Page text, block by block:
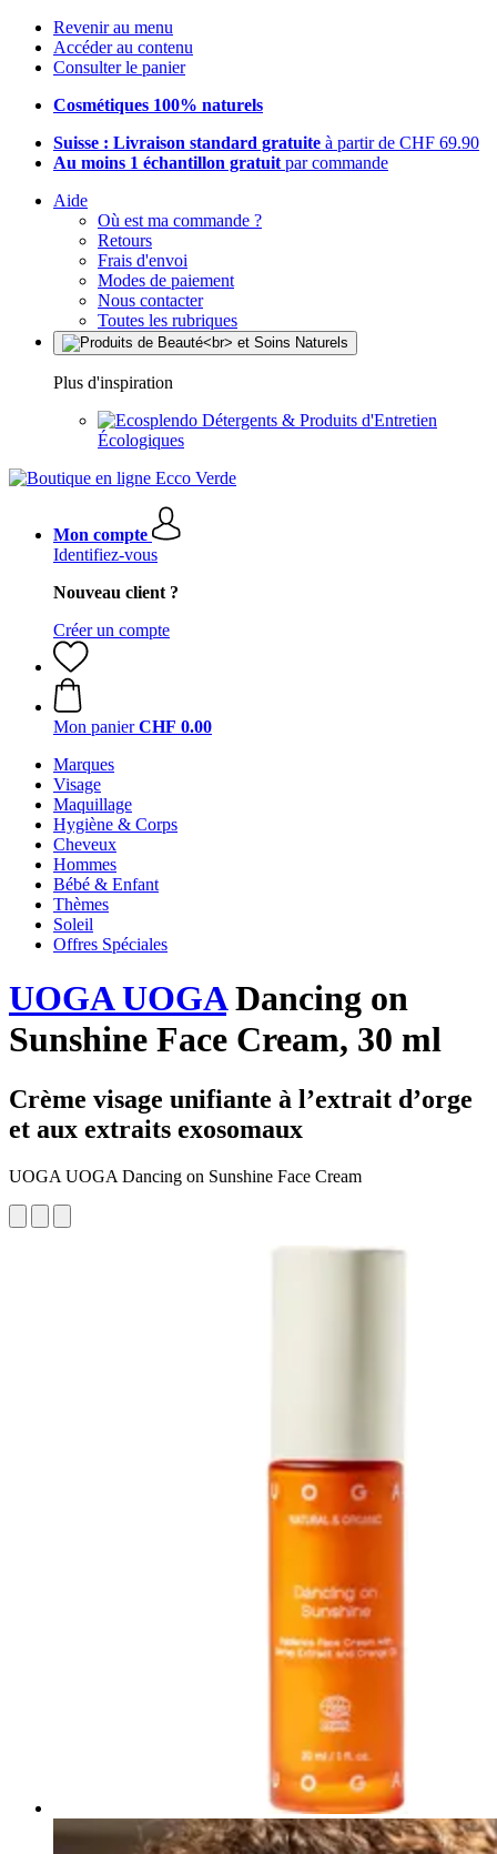
Revenir au menu
Accéder au contenu
Consulter le panier
Cosmétiques 100% naturels
Suisse : Livraison standard gratuite à partir de CHF 69.90
Au moins 1 échantillon gratuit par commande
Aide
Où est ma commande ?
Retours
Frais d'envoi
Modes de paiement
Nous contacter
Toutes les rubriques
Plus d'inspiration
Détergents & Produits d'Entretien
Écologiques
Mon compte
Identifiez-vous
Nouveau client ?
Créer un compte
Mon panier CHF 0.00
Marques
Visage
Maquillage
Hygiène & Corps
Cheveux
Hommes
Bébé & Enfant
Thèmes
Soleil
Offres Spéciales
UOGA UOGADancing on
Sunshine Face Cream, 30 ml
Crème visage unifiante à l’extrait d’orge
et aux extraits exosomaux
UOGA UOGA Dancing on Sunshine Face Cream